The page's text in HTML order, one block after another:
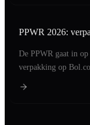
PPWR 2026:
De PPWR gaat in
verpakking op